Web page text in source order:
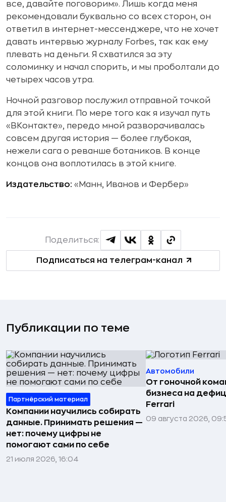
все, давайте поговорим». Лишь когда меня
рекомендовали буквально со всех сторон, он
ответил в интернет-мессенджере, что не хочет
давать интервью журналу Forbes, так как ему
плевать на деньги. Я схватился за эту
соломинку и начал спорить, и мы проболтали до
четырех часов утра.
Ночной разговор послужил отправной точкой
для этой книги. По мере того как я изучал путь
«ВКонтакте», передо мной разворачивалась
совсем другая история — более глубокая,
нежели сага о реванше ботаников. В конце
концов она воплотилась в этой книге.
Издательство: «Манн, Иванов и Фербер»
Подписаться на телеграм-канал
Поделиться:
Публикации по теме
Партнёрский материал
Компании научились собирать
данные. Принимать решения —
нет: почему цифры не
помогают сами по себе
21 июля 2026, 16:04
Автомобили
От гоночной
бизнеса на
Ferrari
09 августа 2026,